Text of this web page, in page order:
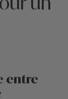
entre